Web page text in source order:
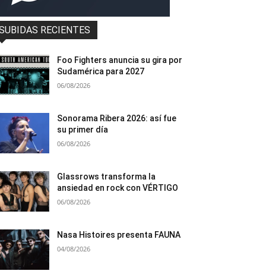
RECIENTES
Foo Fighters anuncia su gira por
Sudamérica para 2027
06/08/2026
Sonorama Ribera 2026: así fue
su primer día
06/08/2026
Glassrows transforma la
ansiedad en rock con VÉRTIGO
06/08/2026
Nasa Histoires presenta FAUNA
04/08/2026